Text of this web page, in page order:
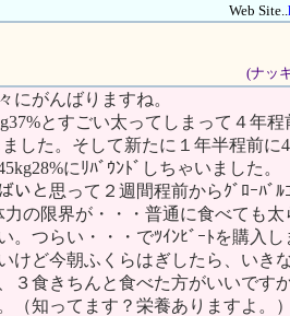
Web Site..
(ナッ
にがんばりますね。
とすごい太ってしまって４年
ました。そして新たに１年半程前に
にﾘﾊﾞｳﾝﾄﾞしちゃいました。
いと思って２週間程前からｸﾞﾛｰﾊﾞﾙ
の限界が・・・普通に食べても太
。つらい・・・でﾂｲﾝﾋﾞｰﾄを購入し
けど今朝ふくらはぎしたら、いきな
３食きちんと食べた方がいいです
（知ってます？栄養ありますよ。